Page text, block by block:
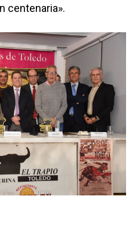
centenaria».